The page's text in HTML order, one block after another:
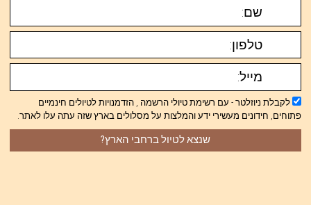
לקבלת ניוזלטר - עם רשימת טיולי הרשמה , הזדמנויות לטיולים חינמיים
פתוחים, חידונים מעשירי ידע והמלצות על מסלולים בארץ שזה עתה עלו לאתר.